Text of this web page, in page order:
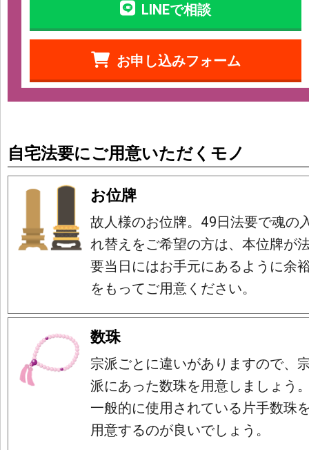
LINEで相談
お申し込みフォーム
自宅法要にご用意いただくモノ
お位牌
故人様のお位牌。49日法要で魂の
れ替えをご希望の方は、本位牌が
要当日にはお手元にあるように余
をもってご用意ください。
数珠
宗派ごとに違いがありますので、
派にあった数珠を用意しましょう
一般的に使用されている片手数珠
用意するのが良いでしょう。